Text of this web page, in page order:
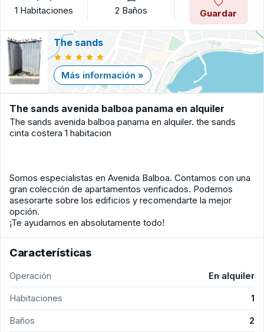
1 Habitaciones 2 Baños Guardar
The sands
Más información »
The sands avenida balboa panama en alquiler
The sands avenida balboa panama en alquiler. the sands
cinta costera 1 habitacion
Somos especialistas en Avenida Balboa. Contamos con una
gran colección de apartamentos verificados. Podemos
asesorarte sobre los edificios y recomendarte la mejor
opción.
¡Te ayudamos en absolutamente todo!
Características
Operación
En alquiler
Habitaciones
1
Baños
2